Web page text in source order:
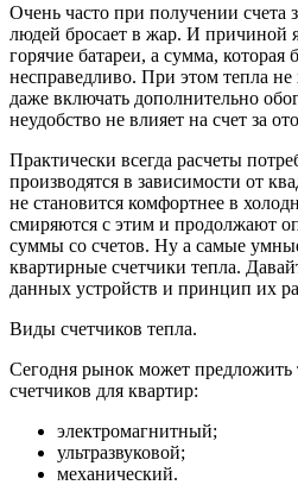
Очень часто при получении счета
людей бросает в жар. И причиной
горячие батареи, а сумма, которая
несправедливо. При этом тепла не
даже включать дополнительно
неудобство не влияет на счет за
Практически всегда расчеты
производятся в зависимости от
не становится комфортнее в
смиряются с этим и продолжают
суммы со счетов. Ну а самые
квартирные счетчики тепла.
данных устройств и принцип их
Виды счетчиков тепла.
Сегодня рынок может предложить
счетчиков для квартир:
электромагнитный;
ультразвуковой;
механический.